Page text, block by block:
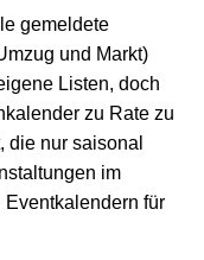
gemeldete
und Markt)
Listen, doch
zu Rate zu
die nur saisonal
im
für